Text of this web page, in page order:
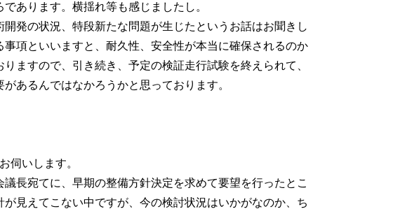
あります。横揺れ等も感じましたし。
発の状況、特段新たな問題が生じたというお話はお聞きし
項といいますと、耐久性、安全性が本当に確保されるのか
ますので、引き続き、予定の検証走行試験を終えられて、
あるんではなかろうかと思っております。
伺いします。
長宛てに、早期の整備方針決定を求めて要望を行ったとこ
見えてこない中ですが、今の検討状況はいかがなのか、ち